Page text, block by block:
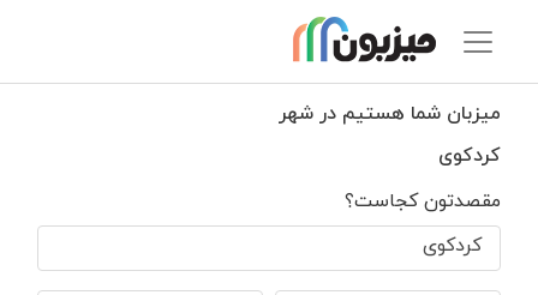
میزبان شما هستیم در شهر
کردکوی
مقصدتون کجاست؟
کردکوی